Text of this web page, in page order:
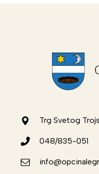
Trg Svetog
048/835-051